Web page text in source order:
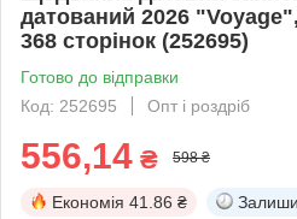
датований 2026
368 сторінок (252695)
Готово до відправки
Код: 252695
Опт і роздріб
556,14 ₴ 598 ₴
Економія 41.86 ₴